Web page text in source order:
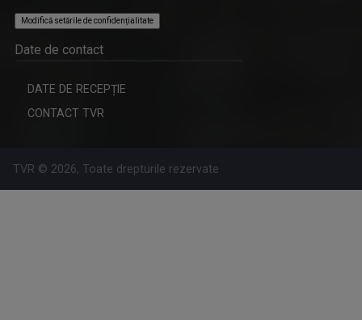
Modifică setările de confidențialitate
Date de contact
DATE DE RECEPȚIE
CONTACT TVR
TVR © 2026, Toate drepturile rezervate